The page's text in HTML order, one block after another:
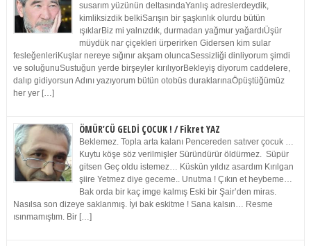
susarım yüzünün deltasındaYanlış adreslerdeydik,
kimliksizdik belkiSarışın bir şaşkınlık olurdu bütün
ışıklarBiz mi yalnızdık, durmadan yağmur yağardıÜşür
müydük nar çiçekleri ürperirken Gidersen kim sular
fesleğenleriKuşlar nereye sığınır akşam oluncaSessizliği dinliyorum şimdi
ve soluğunuSustuğun yerde birşeyler kırılıyorBekleyiş diyorum caddelere,
dalıp gidiyorsun Adını yazıyorum bütün otobüs duraklarınaÖpüştüğümüz
her yer […]
ÖMÜR’CÜ GELDİ ÇOCUK ! / Fikret YAZ
Beklemez. Topla arta kalanı Pencereden satıver çocuk …
Kuytu köşe söz verilmişler Süründürür öldürmez. Süpür
gitsen Geç oldu istemez… Küskün yıldız asardım Kırılgan
şiire Yetmez diye geceme.. Unutma ! Çıkın et heybeme…
Bak orda bir kaç imge kalmış Eski bir Şair’den miras.
Nasılsa son dizeye saklanmış. İyi bak eskitme ! Sana kalsın… Resme
ısınmamıştım. Bir […]